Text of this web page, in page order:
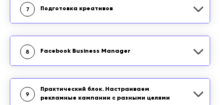
7 Подготовка креативов
8 Facebook Business Manager
9
Практический блок. Настраиваем
рекламные кампании с разными целями